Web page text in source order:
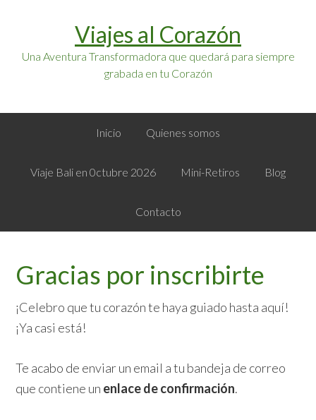
contenido
Viajes al Corazón
Una Aventura Transformadora que quedará para siempre
grabada en tu Corazón
Inicio Quienes somos
Viaje Bali en 0ctubre 2026 Mini-Retiros Blog
Contacto
Gracias por inscribirte
¡Celebro que tu corazón te haya guiado hasta aquí!
¡Ya casi está!
Te acabo de enviar un email a tu bandeja de correo
que contiene un enlace de confirmación.